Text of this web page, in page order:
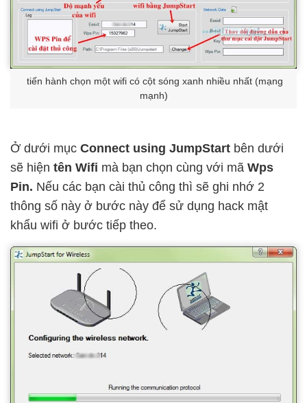
tiến hành chọn một wifi có cột sóng xanh nhiều nhất (mạng
mạnh)
Ở dưới mục Connect using JumpStart bên dưới
sẽ hiện tên Wifi mà bạn chọn cùng với mã Wps
Pin. Nếu các bạn cài thủ công thì sẽ ghi nhớ 2
thông số này ở bước này để sử dụng hack mật
khẩu wifi ở bước tiếp theo.